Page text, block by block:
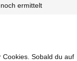
ermittelt
Sobald du auf